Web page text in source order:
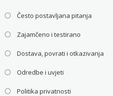
Često postavljana pitanja
Zajamčeno i testirano
Dostava, povrati i otkazivanja
Odredbe i uvjeti
Politika privatnosti